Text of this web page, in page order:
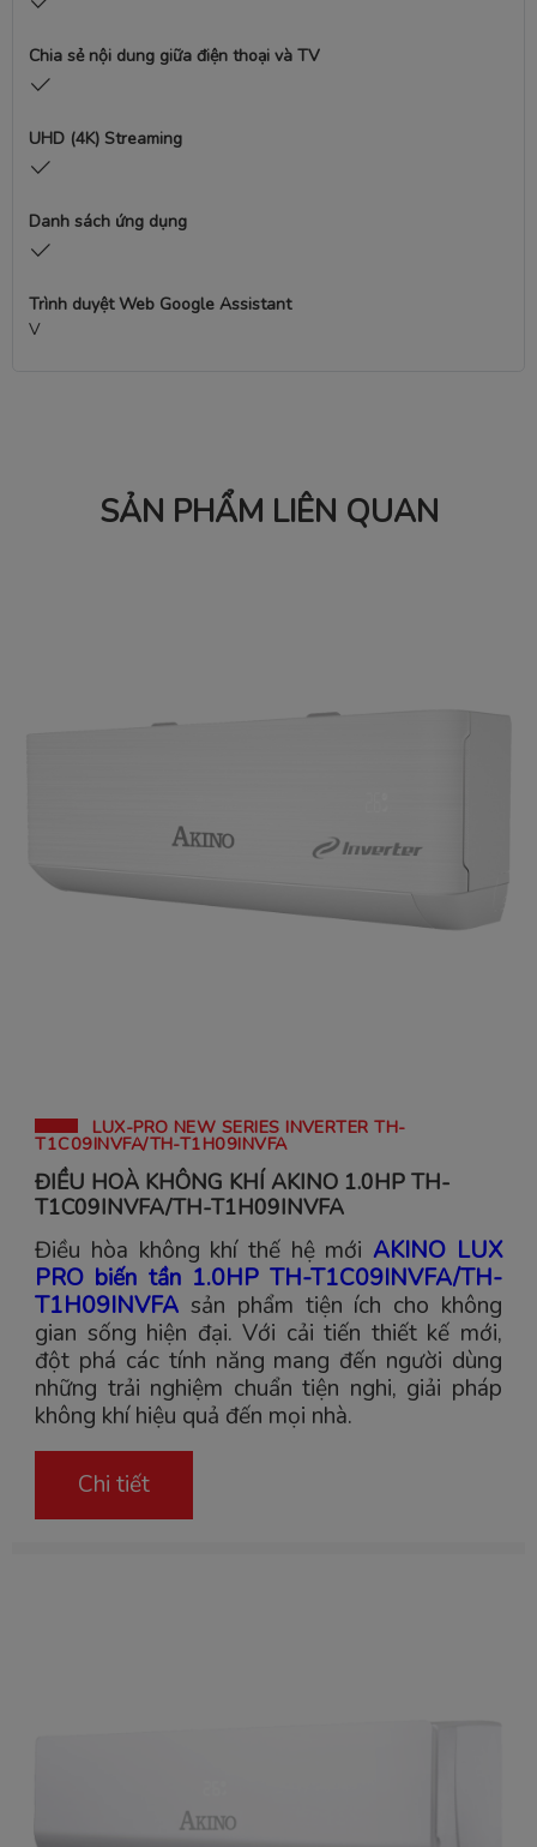
Chia sẻ nội dung giữa điện thoại và TV
UHD (4K) Streaming
Danh sách ứng dụng
Trình duyệt Web Google Assistant
V
SẢN PHẨM LIÊN QUAN
LUX-PRO NEW SERIES INVERTER TH-
T1C09INVFA/TH-T1H09INVFA
ĐIỀU HOÀ KHÔNG KHÍ AKINO 1.0HP TH-
T1C09INVFA/TH-T1H09INVFA
Điều hòa không khí thế hệ mới AKINO LUX
PRO biến tần 1.0HP TH-T1C09INVFA/TH-
T1H09INVFAsản phẩm tiện ích cho không
gian sống hiện đại. Với cải tiến thiết kế mới,
đột phá các tính năng mang đến người dùng
những trải nghiệm chuẩn tiện nghi, giải pháp
không khí hiệu quả đến mọi nhà.
Chi tiết